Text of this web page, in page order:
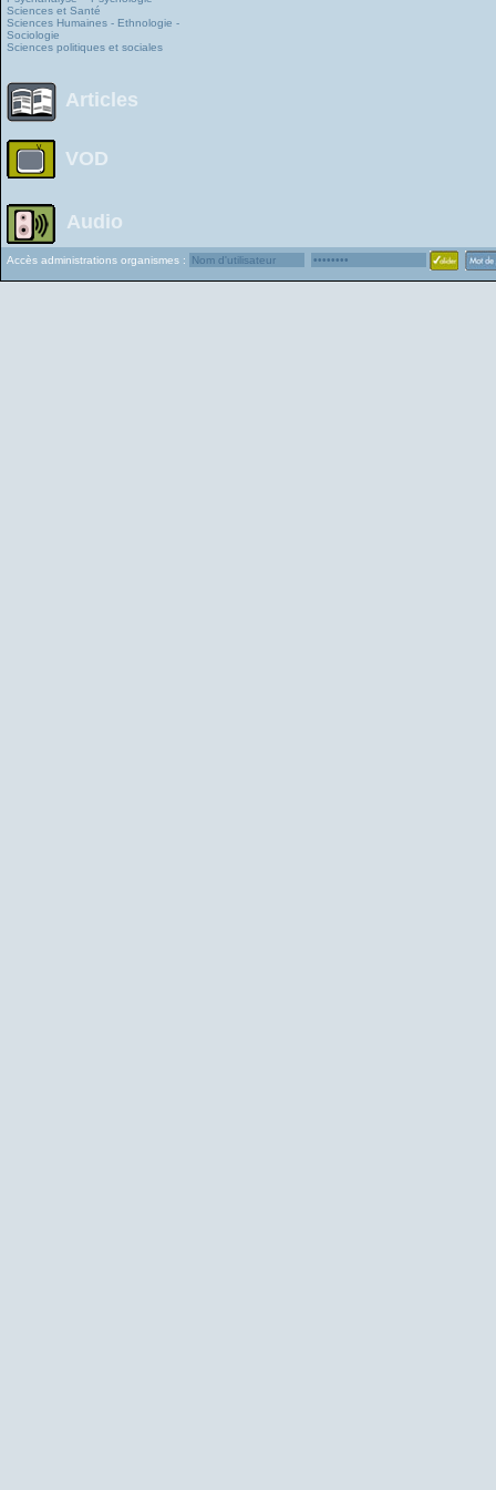
Sciences et Santé
Sciences Humaines - Ethnologie -
Sociologie
Sciences politiques et sociales
Articles
VOD
Audio
Accès administrations organismes :